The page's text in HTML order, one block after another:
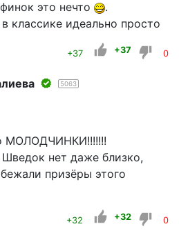
это нечто
.
классике идеально просто
+37 +37 0
5063
МОЛОДЧИНКИ!!!!!!!
Шведок нет даже близко,
призёры этого
+32 +32 0